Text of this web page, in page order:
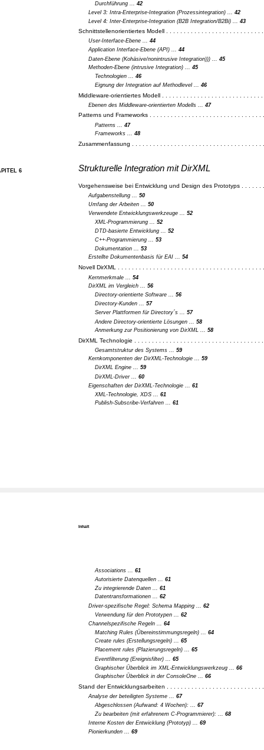
Durchführung ... 42
Level 3: Intra-Enterprise-Integration (Prozessintegration) ...42
Level 4: Inter-Enterprise-Integration (B2B Integration/B2Bi) ...43
Schnittstellenorientiertes Modell . . . . . . . . . . . . . . . . . . . . . . . . . . .
User-Interface-Ebene ...44
Application Interface-Ebene (API) ...44
Daten-Ebene (Kohäsive/nonintrusive Integration))) ...45
Methoden-Ebene (intrusive Integration) ...45
Technologien ... 46
Eignung der Integration auf Methodlevel ... 46
Middleware-orientiertes Modell . . . . . . . . . . . . . . . . . . . . . . . . . . . .
Ebenen des Middleware-orientierten Modells ...47
Patterns und Frameworks . . . . . . . . . . . . . . . . . . . . . . . . . . . . . . .
Patterns ... 47
Frameworks ... 48
Zusammenfassung . . . . . . . . . . . . . . . . . . . . . . . . . . . . . . . . . . . . .
6 Strukturelle Integration mit DirXML
Vorgehensweise bei Entwicklung und Design des Prototyps . . . . .
Aufgabenstellung ...50
Umfang der Arbeiten ...50
Verwendete Entwicklungswerkzeuge ...52
XML-Programmierung ... 52
DTD-basierte Entwicklung ... 52
C++-Programmierung ... 53
Dokumentation ... 53
Erstellte Dokumentenbasis für EAI ...54
Novell DirXML . . . . . . . . . . . . . . . . . . . . . . . . . . . . . . . . . . . . . . . . .
Kernmerkmale ...54
DirXML im Vergleich ...56
Directory-orientierte Software ... 56
Directory-Kunden ... 57
Server Plattformen für Directory´s ... 57
Andere Directory-orientierte Lösungen ... 58
Anmerkung zur Positionierung von DirXML ... 58
DirXML Technologie . . . . . . . . . . . . . . . . . . . . . . . . . . . . . . . . . . . .
Gesamtstruktur des Systems ... 59
Kernkomponenten der DirXML-Technologie ...59
DirXML Engine ... 59
DirXML-Driver ... 60
Eigenschaften der DirXML-Technologie ...61
XML-Technologie, XDS ... 61
Publish-Subscribe-Verfahren ... 61
Inhalt
Associations ... 61
Autorisierte Datenquellen ... 61
Zu integrierende Daten ... 61
Datentransformationen ... 62
Driver-spezifische Regel: Schema Mapping ...62
Verwendung für den Prototypen ... 62
Channelspezifische Regeln ...64
Matching Rules (Übereinstimmungsregeln) ... 64
Create rules (Erstellungsregeln) ... 65
Placement rules (Plazierungsregeln) ... 65
Eventfilterung (Ereignisfilter) ... 65
Graphischer Überblick im XML-Entwicklungswerkzeug ... 66
Graphischer Überblick in der ConsoleOne ... 66
Stand der Entwicklungsarbeiten . . . . . . . . . . . . . . . . . . . . . . . . . . .
Analyse der beteiligten Systeme ...67
Abgeschlossen (Aufwand: 4 Wochen): ... 67
Zu bearbeiten (mit erfahrenem C-Programmierer): ... 68
Interne Kosten der Entwicklung (Prototyp) ...69
Pionierkunden ...69